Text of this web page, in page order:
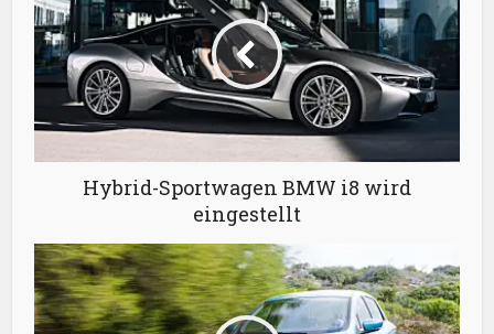
Hybrid-Sportwagen BMW i8 wird
eingestellt